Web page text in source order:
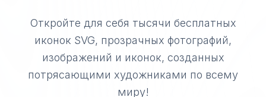
Откройте для себя тысячи бесплатных
иконок SVG, прозрачных фотографий,
изображений и иконок, созданных
потрясающими художниками по всему
миру!